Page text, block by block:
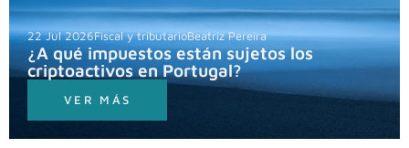
VER MÁS
¿A qué impuestos están sujetos los
criptoactivos en Portugal?
22 Jul 2026Fiscal y tributarioBeatriz Pereira